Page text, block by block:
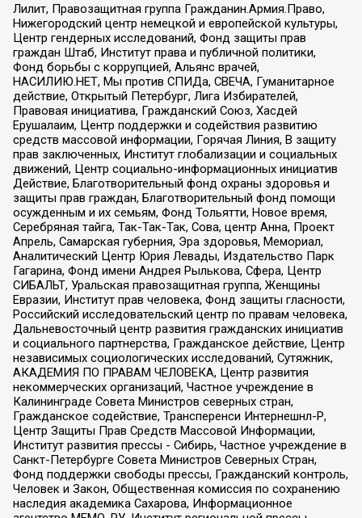
Лилит, Правозащитная группа Гражданин.Армия.Право,
Нижегородский центр немецкой и европейской культуры,
Центр гендерных исследований, Фонд защиты прав
граждан Штаб, Институт права и публичной политики,
Фонд борьбы с коррупцией, Альянс врачей,
НАСИЛИЮ.НЕТ, Мы против СПИДа, СВЕЧА, Гуманитарное
действие, Открытый Петербург, Лига Избирателей,
Правовая инициатива, Гражданский Союз, Хасдей
Ерушалаим, Центр поддержки и содействия развитию
средств массовой информации, Горячая Линия, В защиту
прав заключенных, Институт глобализации и социальных
движений, Центр социально-информационных инициатив
Действие, Благотворительный фонд охраны здоровья и
защиты прав граждан, Благотворительный фонд помощи
осужденным и их семьям, Фонд Тольятти, Новое время,
Серебряная тайга, Так-Так-Так, Сова, центр Анна, Проект
Апрель, Самарская губерния, Эра здоровья, Мемориал,
Аналитический Центр Юрия Левады, Издательство Парк
Гагарина, Фонд имени Андрея Рылькова, Сфера, Центр
СИБАЛЬТ, Уральская правозащитная группа, Женщины
Евразии, Институт прав человека, Фонд защиты гласности,
Российский исследовательский центр по правам человека,
Дальневосточный центр развития гражданских инициатив
и социального партнерства, Гражданское действие, Центр
независимых социологических исследований, Сутяжник,
АКАДЕМИЯ ПО ПРАВАМ ЧЕЛОВЕКА, Центр развития
некоммерческих организаций, Частное учреждение в
Калининграде Совета Министров северных стран,
Гражданское содействие, Трансперенси Интернешнл-Р,
Центр Защиты Прав Средств Массовой Информации,
Институт развития прессы - Сибирь, Частное учреждение в
Санкт-Петербурге Совета Министров Северных Стран,
Фонд поддержки свободы прессы, Гражданский контроль,
Человек и Закон, Общественная комиссия по сохранению
наследия академика Сахарова, Информационное